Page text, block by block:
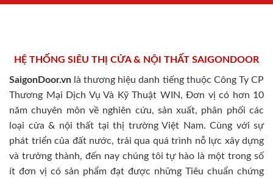
HỆ THỐNG SIÊU THỊ CỬA & NỘI THẤT SAIGONDOOR
SaigonDoor.vn là thương hiệu danh tiếng thuộc Công Ty CP
Thương Mại Dịch Vụ Và Kỹ Thuật WIN, Đơn vị có hơn 10
năm chuyên môn về nghiên cứu, sản xuất, phân phối các
loại cửa & nội thất tại thị trường Việt Nam. Cùng với sự
phát triển của đất nước, trải qua quá trình nỗ lực xây dựng
và trưởng thành, đến nay chúng tôi tự hào là một trong số
ít đơn vị có sản phẩm đạt được những Tiêu chuẩn chứng